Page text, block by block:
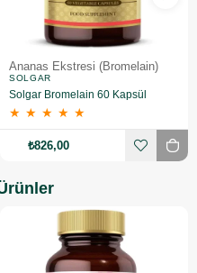
Ananas Ekstresi (Bromelain)
SOLGAR
Solgar Bromelain 60 Kapsül
★ ★ ★ ★ ★
₺826,00